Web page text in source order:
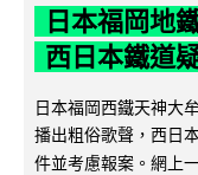
日本福岡地
西日本鐵道
日本福岡西鐵天神大
播出粗俗歌聲，西日
件並考慮報案。網上